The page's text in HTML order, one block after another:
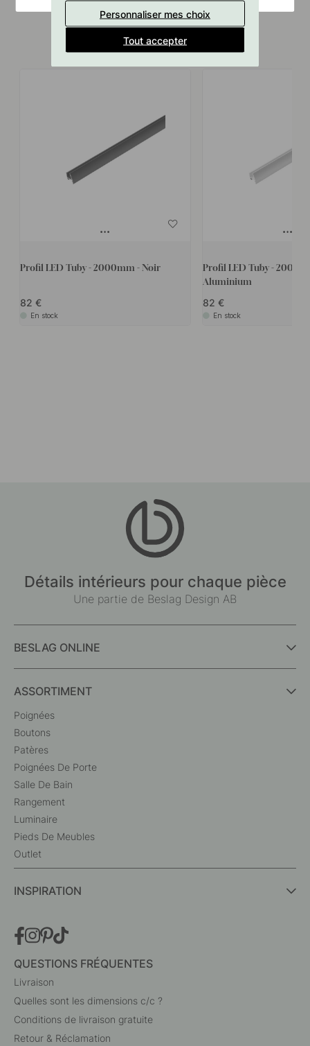
Produits similaires
Profil LED Tuby - 2000mm - Noir
82
En stock
Profil LED Tuby -
Aluminium
82
En stock
Détails intérieurs pour chaque pièce
Une partie de Beslag Design AB
BESLAG ONLINE
ASSORTIMENT
Poignées
Boutons
Patères
Poignées De Porte
Salle De Bain
Rangement
Luminaire
Pieds De Meubles
Outlet
INSPIRATION
QUESTIONS FRÉQUENTES
Livraison
Quelles sont les dimensions c/c ?
Conditions de livraison gratuite
Retour & Réclamation
Personnaliser mes choix
Tout accepter